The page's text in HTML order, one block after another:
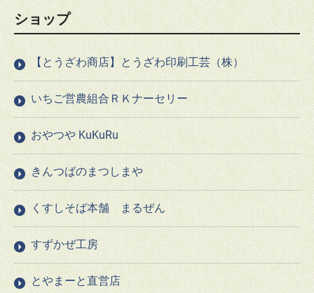
ショップ
【とうざわ商店】とうざわ印刷工芸（株）
いちご営農組合ＲＫナーセリー
おやつや KuKuRu
きんつばのまつしまや
くすしそば本舗 まるぜん
すずかぜ工房
とやまーと直営店